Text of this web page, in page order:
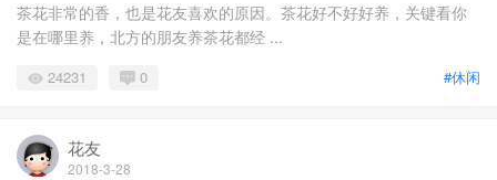
茶花非常的香，也是花友喜欢的原因。茶花好不好好养，关键看你
是在哪里养，北方的朋友养茶花都经 ...
#休闲
24231 0
花友
2018-3-28